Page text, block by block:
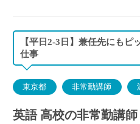
【平日2-3日】兼任先にもピ
仕事
東京都 非常勤講師
英語 高校の非常勤講師